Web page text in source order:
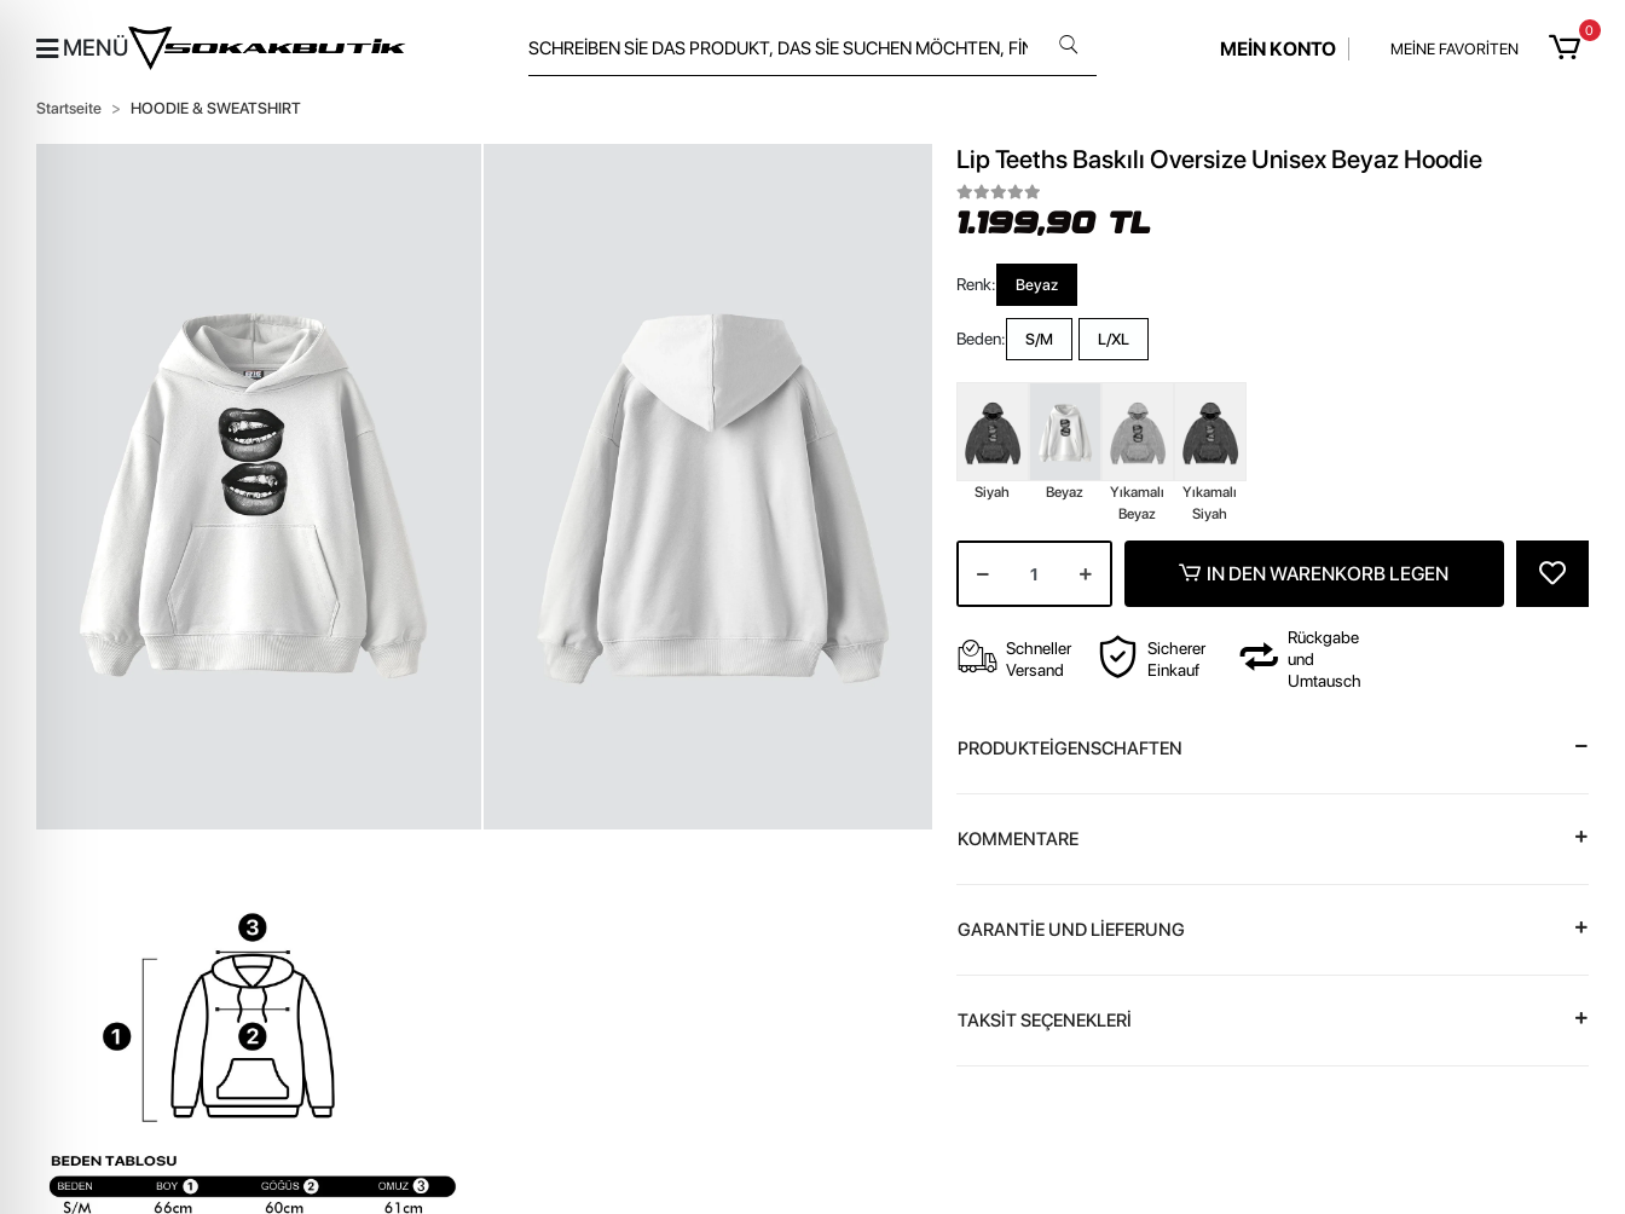
MENÜ MEİN KONTO MEİNE FAVORİTEN
0
Startseite HOODIE & SWEATSHIRT
Lip Teeths Baskılı Oversize Unisex Beyaz Hoodie
1.199,90 TL
Renk: Beyaz
Beden: S/M L/XL
Siyah Beyaz
Yıkamalı
Beyaz
Yıkamalı
Siyah
IN DEN WARENKORB LEGEN
Schneller
Versand
Sicherer
Einkauf
Rückgabe
und
Umtausch
PRODUKTEİGENSCHAFTEN
KOMMENTARE
GARANTİE UND LİEFERUNG
TAKSİT SEÇENEKLERİ